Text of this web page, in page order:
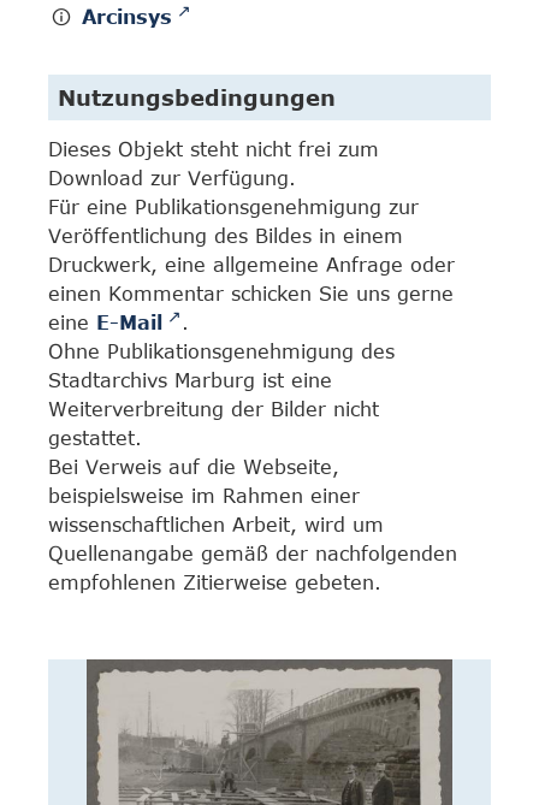
Arcinsys
Nutzungsbedingungen
Dieses Objekt steht nicht frei zum
Download zur Verfügung.
Für eine Publikationsgenehmigung zur
Veröffentlichung des Bildes in einem
Druckwerk, eine allgemeine Anfrage oder
einen Kommentar schicken Sie uns gerne
eine E-Mail
.
Ohne Publikationsgenehmigung des
Stadtarchivs Marburg ist eine
Weiterverbreitung der Bilder nicht
gestattet.
Bei Verweis auf die Webseite,
beispielsweise im Rahmen einer
wissenschaftlichen Arbeit, wird um
Quellenangabe gemäß der nachfolgenden
empfohlenen Zitierweise gebeten.